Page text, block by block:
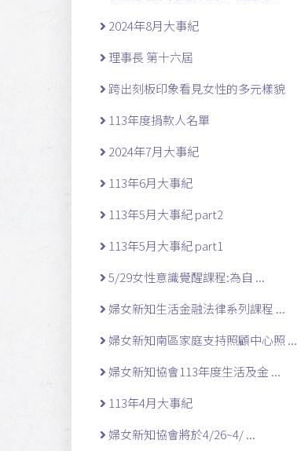
2024年8月大事紀
理事長 第十六屆
跨出刻板印象看見女性的多元樣貌
113年度捐款人名單
2024年7月大事紀
113年6月大事紀
113年5月大事紀 part2
113年5月大事紀 part1
5/29女性意識覺醒課程:為自 ...
婦女新知生活金融法律系列課程 ...
婦女新知南區家庭支持照顧中心照 ...
婦女新知協會113年度生活及金 ...
113年4月大事紀
婦女新知協會將於4/26~4/ ...